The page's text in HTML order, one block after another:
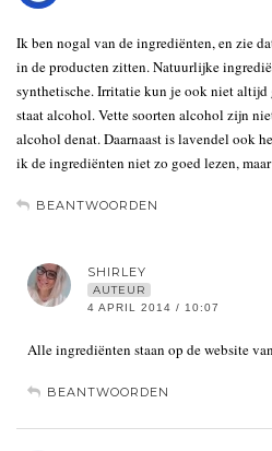
Ik ben nogal van de ingrediënten, en zie
in de producten zitten. Natuurlijke
synthetische. Irritatie kun je ook niet
staat alcohol. Vette soorten alcohol zijn
alcohol denat. Daarnaast is lavendel ook
ik de ingrediënten niet zo goed lezen,
BEANTWOORDEN
SHIRLEY
AUTEUR
4 APRIL 2014 / 10:07
Alle ingrediënten staan op de website
BEANTWOORDEN